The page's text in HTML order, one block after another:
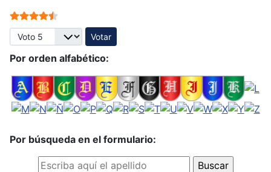
Ratio:4.5/
Por favor, vote
Por orden alfabético:
Por búsqueda en el formulario: